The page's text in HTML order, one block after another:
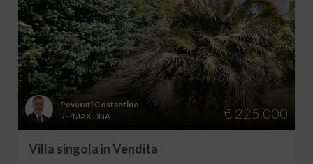
Peverati Costantino
RE/MAX DNA
€ 225.000
Villa singola in Vendita